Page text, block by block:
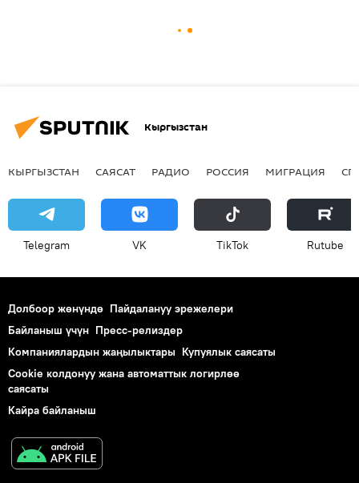
Кыргызстан
КЫРГЫЗСТАН САЯСАТ РАДИО РОССИЯ МИГРАЦИЯ
Telegram VK ТikТоk Rutube
Долбоор жөнүндө Пайдалануу эрежелери
Байланыш үчүн Пресс-релиздер
Компаниялардын жаңылыктары Купуялык саясаты
Cookie колдонуу жана автоматтык логирлөө
саясаты
Кайра байланыш